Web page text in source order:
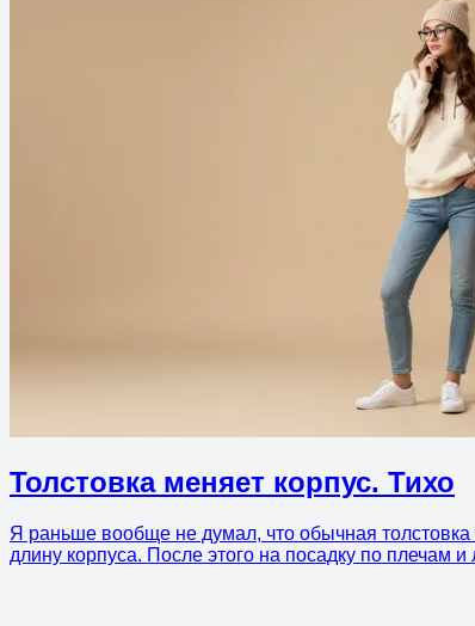
Толстовка меняет корпус. Тихо
Я раньше вообще не думал, что обычная толстовка
длину корпуса. После этого на посадку по плечам